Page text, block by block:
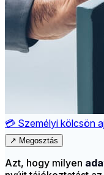
💳 Személyi kölcsön
↗ Megosztás
Azt, hogy milyen